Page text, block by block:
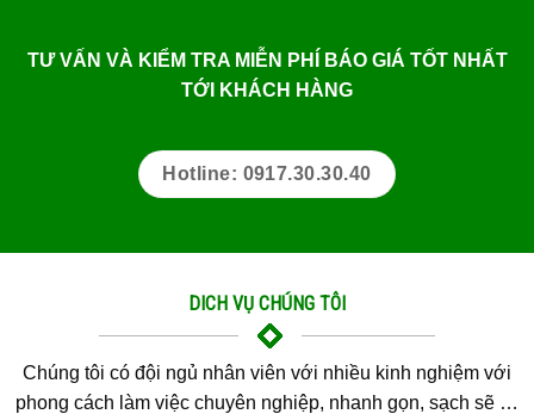
TƯ VẤN VÀ KIỂM TRA MIỄN PHÍ BÁO GIÁ TỐT NHẤT
TỚI KHÁCH HÀNG
Hotline: 0917.30.30.40
DICH VỤ CHÚNG TÔI
Chúng tôi có đội ngủ nhân viên với nhiều kinh nghiệm với
phong cách làm việc chuyên nghiệp, nhanh gọn, sạch sẽ …